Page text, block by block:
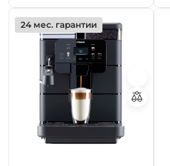
24 мес. гарантии